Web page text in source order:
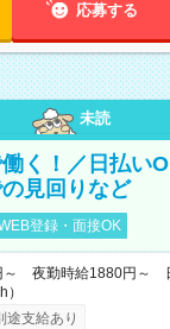
応募する
未読
く！／日払い
見回りなど
登録・面接OK
～ 夜勤時給1880円～
途支給あり